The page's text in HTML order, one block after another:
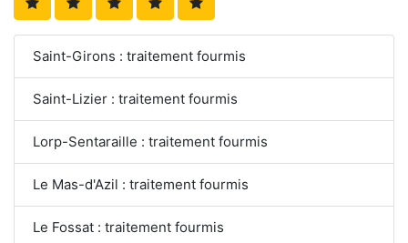
Saint-Girons : traitement fourmis
Saint-Lizier : traitement fourmis
Lorp-Sentaraille : traitement fourmis
Le Mas-d'Azil : traitement fourmis
Le Fossat : traitement fourmis